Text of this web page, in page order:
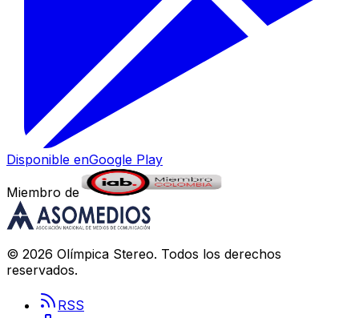
Disponible enGoogle Play
Miembro de
© 2026 Olímpica Stereo. Todos los derechos
reservados.
RSS